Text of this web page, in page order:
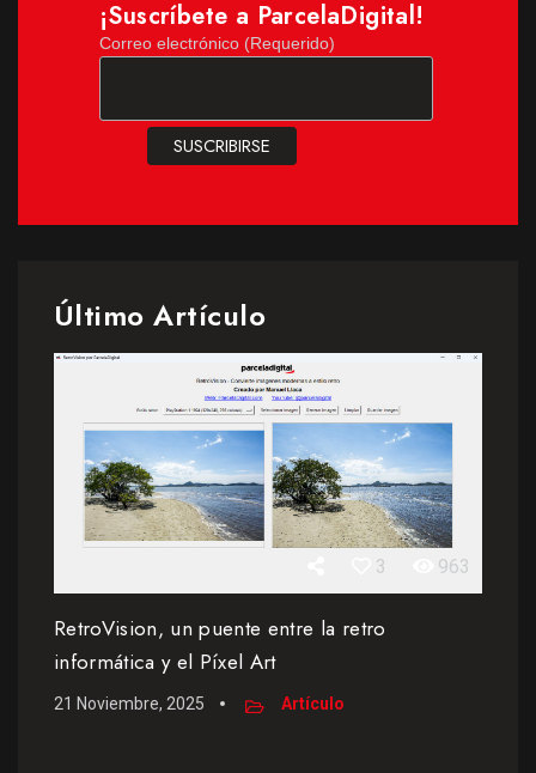
¡Suscríbete a ParcelaDigital!
Correo electrónico (Requerido)
Último Artículo
3 963
RetroVision, un puente entre la retro
informática y el Píxel Art
21 Noviembre, 2025 Artículo